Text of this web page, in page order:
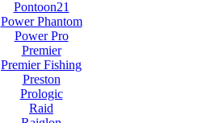
Pontoon21
Power Phantom
Power Pro
Premier
Premier Fishing
Preston
Prologic
Raid